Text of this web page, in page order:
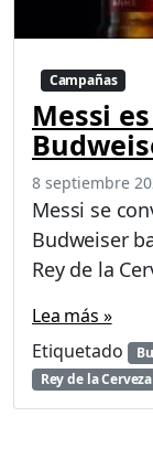
Campañas
Messi
8 septiembre
Messi se
Budweiser
Rey de la
Lea más »
Etiquetado
Rey de la Cerveza